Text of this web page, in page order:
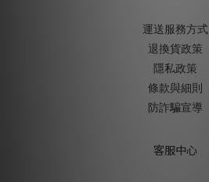
運送服務方式
退換貨政策
隱私政策
條款與細則
防詐騙宣導
客服中心